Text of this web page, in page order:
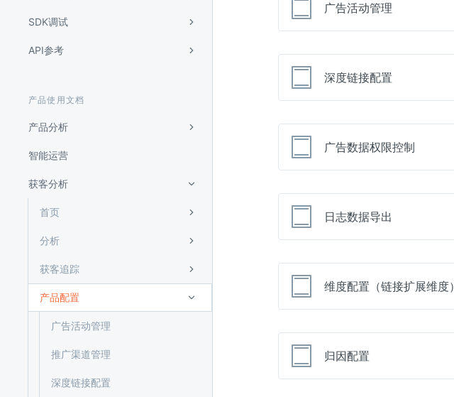
SDK调试
API参考
产品使用文档
产品分析
智能运营
获客分析
首页
分析
获客追踪
产品配置
广告活动管理
推广渠道管理
深度链接配置
广告活动管理
深度链接配置
广告数据权限控制
日志数据导出
维度配置（链接扩展维度）
归因配置